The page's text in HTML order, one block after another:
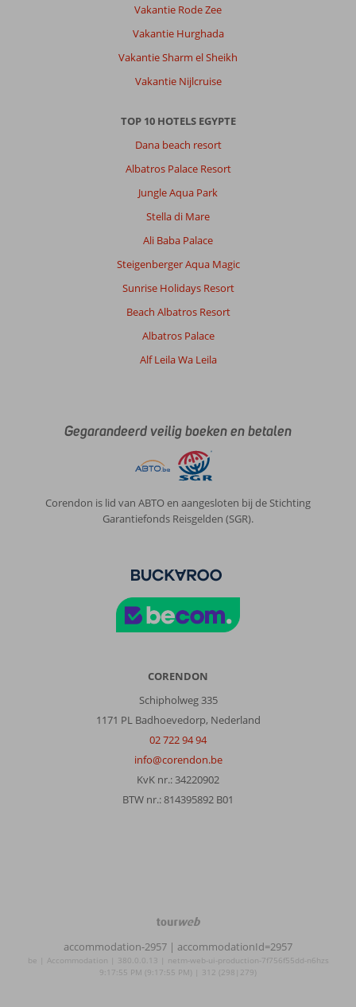
Vakantie Rode Zee
Vakantie Hurghada
Vakantie Sharm el Sheikh
Vakantie Nijlcruise
TOP 10 HOTELS EGYPTE
Dana beach resort
Albatros Palace Resort
Jungle Aqua Park
Stella di Mare
Ali Baba Palace
Steigenberger Aqua Magic
Sunrise Holidays Resort
Beach Albatros Resort
Albatros Palace
Alf Leila Wa Leila
Gegarandeerd veilig boeken en betalen
Corendon is lid van ABTO en aangesloten bij de Stichting
Garantiefonds Reisgelden (SGR).
CORENDON
Schipholweg 335
1171 PL Badhoevedorp, Nederland
02 722 94 94
info@corendon.be
KvK nr.: 34220902
BTW nr.: 814395892 B01
TourWeb
NetMatch
accommodation-2957 | accommodationId=2957
be | Accommodation | 380.0.0.13 | netm-web-ui-production-7f756f55dd-n6hzs
9:17:55 PM (9:17:55 PM) | 312 (298|279)